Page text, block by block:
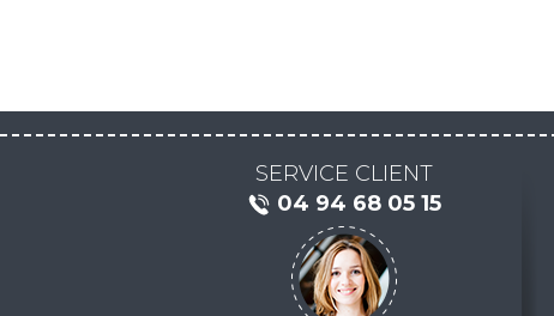
SERVICE CLIENT
04 94 68 05 15